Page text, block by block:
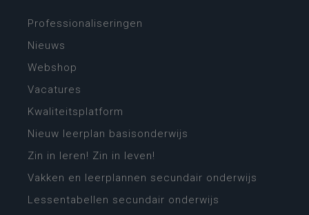
Professionaliseringen
Nieuws
Webshop
Vacatures
Kwaliteitsplatform
Nieuw leerplan basisonderwijs
Zin in leren! Zin in leven!
Vakken en leerplannen secundair onderwijs
Lessentabellen secundair onderwijs